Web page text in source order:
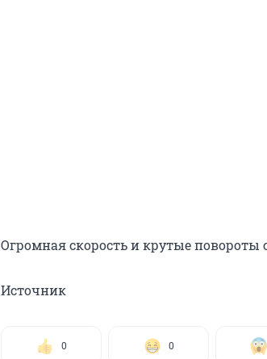
Огромная скорость и крутые повороты
Источник
0 0